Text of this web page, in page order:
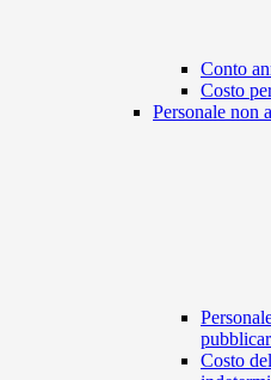
Conto
Costo
Personale non
Costo